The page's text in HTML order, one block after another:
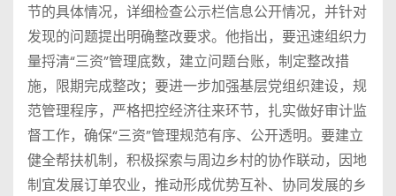
节的具体情况，详细检查公示栏信息公开情况，并针对
发现的问题提出明确整改要求。他指出，要迅速组织力
量捋清“三资”管理底数，建立问题台账，制定整改措
施，限期完成整改；要进一步加强基层党组织建设，规
范管理程序，严格把控经济往来环节，扎实做好审计监
督工作，确保“三资”管理规范有序、公开透明。要建立
健全帮扶机制，积极探索与周边乡村的协作联动，因地
制宜发展订单农业，推动形成优势互补、协同发展的乡